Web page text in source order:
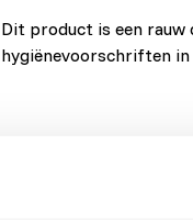
Dit product is een rauw
hygiënevoorschriften in